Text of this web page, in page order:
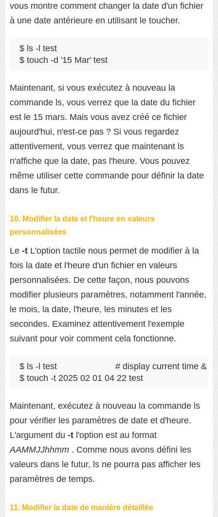
vous montre comment changer la date d'un fichier
à une date antérieure en utilisant le toucher.
$ ls -l test
$ touch -d '15 Mar' test
Maintenant, si vous exécutez à nouveau la
commande ls, vous verrez que la date du fichier
est le 15 mars. Mais vous avez créé ce fichier
aujourd'hui, n'est-ce pas ? Si vous regardez
attentivement, vous verrez que maintenant ls
n'affiche que la date, pas l'heure. Vous pouvez
même utiliser cette commande pour définir la date
dans le futur.
10. Modifier la date et l'heure en valeurs
personnalisées
Le -t L'option tactile nous permet de modifier à la
fois la date et l'heure d'un fichier en valeurs
personnalisées. De cette façon, nous pouvons
modifier plusieurs paramètres, notamment l'année,
le mois, la date, l'heure, les minutes et les
secondes. Examinez attentivement l'exemple
suivant pour voir comment cela fonctionne.
$ ls -l test                        # display current time &
$ touch -t 2025 02 01 04 22 test
Maintenant, exécutez à nouveau la commande ls
pour vérifier les paramètres de date et d'heure.
L'argument du -t l'option est au format
AAMMJJhhmm . Comme nous avons défini les
valeurs dans le futur, ls ne pourra pas afficher les
paramètres de temps.
11. Modifier la date de manière détaillée